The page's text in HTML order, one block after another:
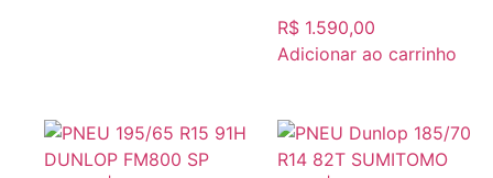
R$ 1.590,00
Adicionar ao carrinho